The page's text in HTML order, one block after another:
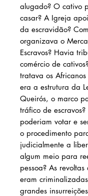
alugado? O cativo
casar? A Igreja
da escravidão?
organizava o
Escravos? Havia
comércio de
tratava os Africanos
era a estrutura da
Queirós, o marco
tráfico de
poderiam votar e
o procedimento
judicialmente a
algum meio para
pessoa? As revoltas
eram
grandes